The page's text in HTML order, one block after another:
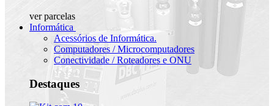
ver parcelas
Informática
Acessórios de Informática.
Computadores / Microcomputadores
Conectividade / Roteadores e ONU
Destaques